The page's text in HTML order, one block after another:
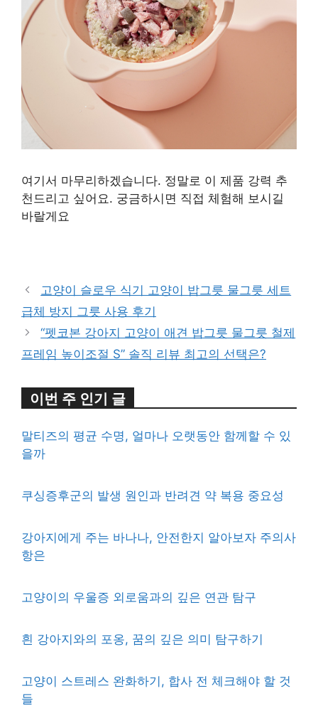
여기서 마무리하겠습니다. 정말로 이 제품 강력 추
천드리고 싶어요. 궁금하시면 직접 체험해 보시길
바랄게요
고양이 슬로우 식기 고양이 밥그릇 물그릇 세트
급체 방지 그릇 사용 후기
“펫코본 강아지 고양이 애견 밥그릇 물그릇 철제
프레임 높이조절 S” 솔직 리뷰 최고의 선택은?
이번 주 인기 글
말티즈의 평균 수명, 얼마나 오랫동안 함께할 수 있
을까
쿠싱증후군의 발생 원인과 반려견 약 복용 중요성
강아지에게 주는 바나나, 안전한지 알아보자 주의사
항은
고양이의 우울증 외로움과의 깊은 연관 탐구
흰 강아지와의 포옹, 꿈의 깊은 의미 탐구하기
고양이 스트레스 완화하기, 합사 전 체크해야 할 것
들